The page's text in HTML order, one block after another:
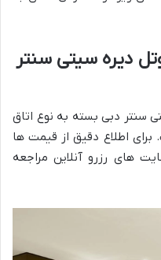
دیره سیتی سنتر
سنتر دبی بسته به نوع اتاق
اطلاع دقیق از قیمت ها
های رزرو آنلاین مراجعه